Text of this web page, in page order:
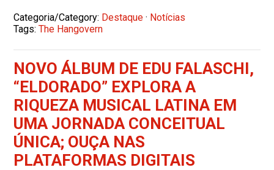
Categoria/Category: Destaque · Notícias
Tags:The Hangovern
NOVO ÁLBUM DE EDU FALASCHI,
“ELDORADO” EXPLORA A
RIQUEZA MUSICAL LATINA EM
UMA JORNADA CONCEITUAL
ÚNICA; OUÇA NAS
PLATAFORMAS DIGITAIS